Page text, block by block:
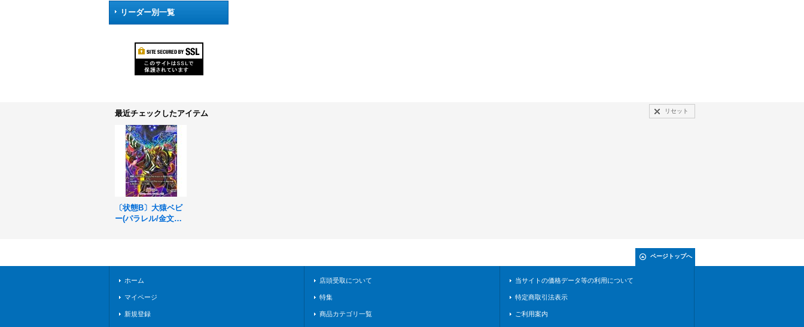
リーダー別一覧
最近チェックしたアイテム リセット
〔状態B〕大猿ベビ
ー(パラレル/金文字)
ページトップへ
ホーム
マイページ
新規登録
店頭受取について
特集
商品カテゴリ一覧
当サイトの価格データ等の利用について
特定商取引法表示
ご利用案内